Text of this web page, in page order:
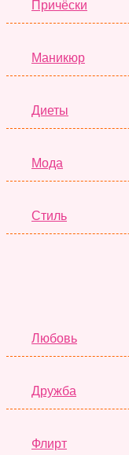
Причёски
Маникюр
Диеты
Мода
Стиль
Любовь
Дружба
Флирт